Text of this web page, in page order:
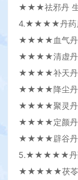
★★★祛邪丹 生
4.★★★★丹药
★★★★血气丹
★★★★清虚丹
★★★★补天丹
★★★★降尘丹
★★★★聚灵丹
★★★★定颜丹
★★★★辟谷丹
5.★★★★★丹
★★★★★茯苓清